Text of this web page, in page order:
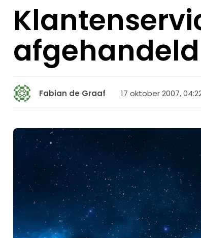
Fabian de Graaf 17 oktober 2007,